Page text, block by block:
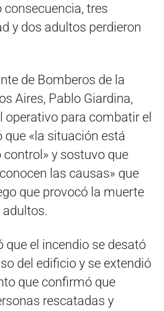
consecuencia, tres
y dos adultos perdieron
de Bomberos de la
Aires, Pablo Giardina,
operativo para combatir el
que «la situación está
y sostuvo que
las causas» que
que provocó la muerte
adultos.
que el incendio se desató
del edificio y se extendió
que confirmó que
rescatadas y